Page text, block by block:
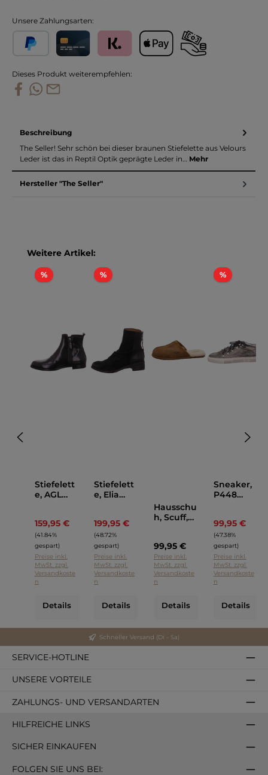
Unsere Zahlungsarten:
Dieses Produkt weiterempfehlen:
Beschreibung
The Seller! Sehr schön bei dieser braunen Stiefelette aus Velours
Leder ist das in Reptil Optik geprägte Leder in… Mehr
Hersteller "The Seller"
Produktgalerie überspringen
Weitere Artikel:
%Rabatt
Stiefelett
e, AGL
159,95 €
Regulärer Preis:
(41.84%
gespart)
Preise inkl.
MwSt. zzgl.
Versandkoste
n
Details
%Rabatt
Stiefelett
e, Elia
199,95 €
Regulärer Preis:
(48.72%
gespart)
Preise inkl.
MwSt. zzgl.
Versandkoste
n
Details
Hausschu
h, Scuff,
99,95 €
Preise inkl.
MwSt. zzgl.
Versandkoste
n
Details
%Rabatt
Sneaker,
P448
99,95 €
(47.38%
gespart)
Preise inkl.
MwSt. zzgl.
Versandkoste
n
Details
Schneller Versand (Di - Sa)
SERVICE-HOTLINE
UNSERE VORTEILE
ZAHLUNGS- UND VERSANDARTEN
HILFREICHE LINKS
SICHER EINKAUFEN
FOLGEN SIE UNS BEI: